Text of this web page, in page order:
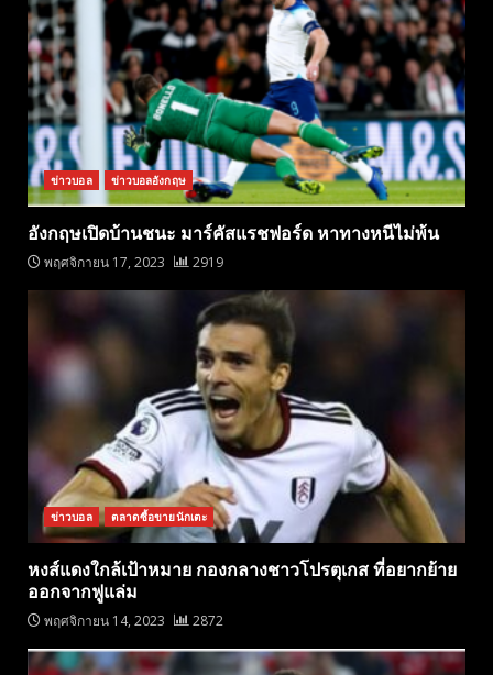
ข่าวบอล ข่าวบอลอังกฤษ
อังกฤษเปิดบ้านชนะ มาร์คัสแรชฟอร์ด หาทางหนีไม่พ้น
พฤศจิกายน 17, 2023 2919
ข่าวบอล ตลาดซื้อขายนักเตะ
หงส์แดงใกล้เป้าหมาย กองกลางชาวโปรตุเกส ที่อยากย้าย
ออกจากฟูแล่ม
พฤศจิกายน 14, 2023 2872